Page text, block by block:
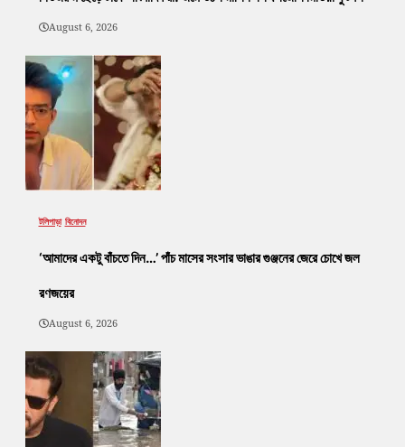
August 6, 2026
টলিপাড়া বিনোদন
‘আমাদের একটু বাঁচতে দিন…’ পাঁচ মাসের সংসার ভাঙার গুঞ্জনের জেরে চোখে জল
রণজয়ের
August 6, 2026